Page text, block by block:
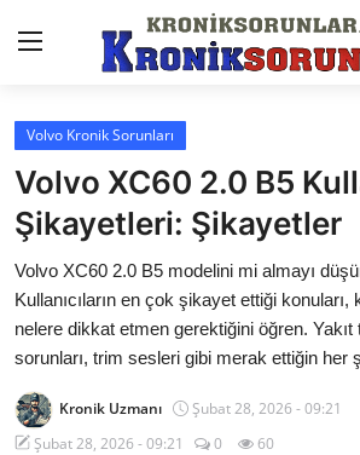
Anasayfa
Markalar
İletişim
Trafik & Cezalar
Sigorta & Kasko
Vergi & ÖTV & MTV
Volvo Kronik Sorunları
Volvo XC60 2.0 B5
Şikayetleri: Şikayetler
Volvo XC60 2.0 B5 modelini mi almayı
Kullanıcıların en çok şikayet ettiği konuları,
nelere dikkat etmen gerektiğini öğren.
sorunları, trim sesleri gibi merak ettiğin her
Kronik Uzmanı
Şubat 28, 2026 - 09:21
Şubat 28, 2026 - 09:21
0 60